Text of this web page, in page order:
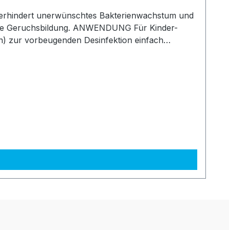
unerwünschtes Bakterienwachstum und
Geruchsbildung. ANWENDUNG Für Kinder-
zur vorbeugenden Desinfektion einfach
kann in Gewässern längerfristig